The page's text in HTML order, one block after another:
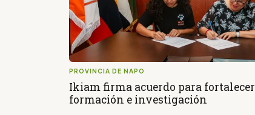
PROVINCIA DE NAPO
Ikiam firma acuerdo para fortalecer
formación e investigación